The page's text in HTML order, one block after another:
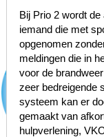
Bij Prio 2 wordt
iemand die met
opgenomen
meldingen die in
voor de
zeer bedreigende
systeem kan er
gemaakt van
hulpverlening,